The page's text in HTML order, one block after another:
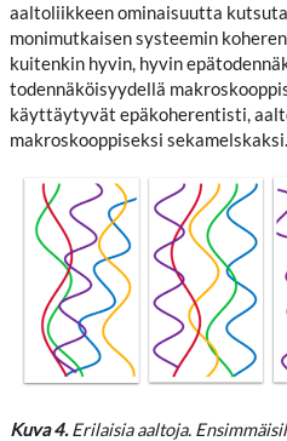
aaltoliikkeen ominaisuutta
monimutkaisen systeemin
kuitenkin hyvin, hyvin
todennäköisyydellä
käyttäytyvät epäkoherentisti,
makroskooppiseksi sekamelskaksi.
Kuva 4.Erilaisia aaltoja.